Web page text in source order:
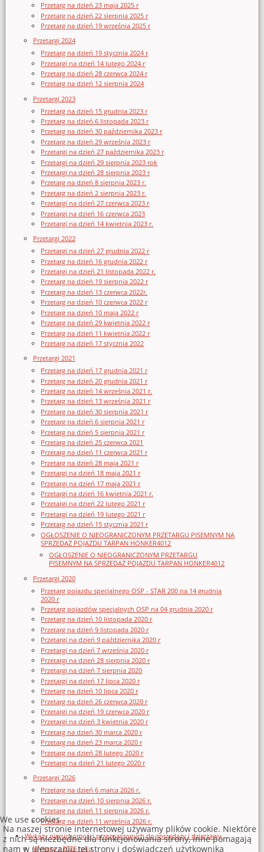
Przetarg na dzień 23 maja 2025 r
Przetarg na dzień 22 sierpnia 2025 r
Przetarg na dzień 19 września 2025 r
Przetargi 2024
Przetarg na dzień 19 stycznia 2024 r
Przetargi na dzień 14 lutego 2024 r
Przetarg na dzień 28 czerwca 2024 r
Przetarg na dzień 12 sierpnia 2024
Przetargi 2023
Przetarg na dzień 15 grudnia 2023 r
Przetarg na dzień 6 listopada 2023 r
Przetarg na dzień 30 października 2023 r
Przetarg na dzień 29 września 2023 r
Przetargi na dzień 27 października 2023 r
Przetargi na dzień 29 sierpnia 2023 rok
Przetargi na dzień 28 sierpnia 2023 r
Przetarg na dzień 8 sierpnia 2023 r.
Przetarg na dzień 2 sierpnia 2023 r.
Przetargi na dzień 27 czerwca 2023 r
Przetargi na dzień 16 czerwca 2023
Przetargi na dzień 14 kwietnia 2023 r.
Przetargi 2022
Przetargi na dzień 27 grudnia 2022 r
Przetarg na dzień 16 grudnia 2022 r
Przetargi na dzień 21 listopada 2022 r.
Przetarg na dzień 19 sierpnia 2022 r
Przetarg na dzień 13 czerwca 2022r.
Przetarg na dzień 10 czerwca 2022 r
Przetarg na dzień 10 maja 2022 r
Przetarg na dzień 29 kwietnia 2022 r
Przetarg na dzień 11 kwietnia 2022 r
Przetarg na dzień 17 stycznia 2022
Przetargi 2021
Przetarg na dzień 17 grudnia 2021 r
Przetarg na dzień 20 grudnia 2021 r
Przetarg na dzień 14 września 2021 r.
Przetarg na dzień 13 września 2021 r
Przetarg na dzień 30 sierpnia 2021 r
Przetarg na dzień 6 sierpnia 2021 r
Przetarg na dzień 5 sierpnia 2021 r
Przetarg na dzień 25 czerwca 2021
Przetarg na dzień 11 czerwca 2021 r
Przetarg na dzień 28 maja 2021 r
Przetargi na dzień 18 maja 2021 r
Przetargi na dzień 17 maja 2021 r
Przetargi na dzień 16 kwietnia 2021 r.
Przetargi na dzień 22 lutego 2021 r
Przetargi na dzień 19 lutego 2021 r
Przetarg na dzień 15 stycznia 2021 r
OGŁOSZENIE O NIEOGRANICZONYM PRZETARGU PISEMNYM NA
SPRZEDAŻ POJAZDU TARPAN HONKER4012
OGŁOSZENIE O NIEOGRANICZONYM PRZETARGU
PISEMNYM NA SPRZEDAŻ POJAZDU TARPAN HONKER4012
Przetargi 2020
Przetarg pojazdu specjalnego OSP - STAR 200 na 14 grudnia
2020 r
Przetarg pojazdów specjalnych OSP na 04 grudnia 2020 r
Przetarg na dzień 10 listopada 2020 r
Przetarg na dzień 9 listopada 2020 r
Przetargi na dzień 9 października 2020 r
Przetargi na dzień 7 września 2020 r
Przetargi na dzień 28 sierpnia 2020 r
Przetargi na dzień 7 sierpnia 2020
Przetargi na dzień 17 lipca 2020 r
Przetarg na dzień 10 lipca 2020 r
Przetarg na dzień 26 czerwca 2020 r
Przetargi na dzień 19 czerwca 2020 r
Przetargi na dzień 3 kwietnia 2020 r
Przetarg na dzień 30 marca 2020 r
Przetarg na dzień 23 marca 2020 r
Przetarg na dzień 28 lutego 2020 r
Przetargi na dzień 21 lutego 2020 r
Przetargi 2026
Przetarg na dzień 6 marca 2026 r.
Przetargi na dzień 10 sierpnia 2026 r.
Przetarg na dzień 11 sierpnia 2026 r.
Przetarg na dzień 11 września 2026 r.
Wykazy nieruchomości przeznaczonych do sprzedaży i dzierżawy
Wykazy z 2026 roku
We use cookies
Na naszej stronie internetowej używamy plików cookie. Niektóre
z nich są niezbędne dla funkcjonowania strony, inne pomagają
nam w ulepszaniu tej strony i doświadczeń użytkownika